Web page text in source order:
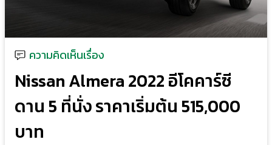
ความคิดเห็นเรื่อง
Nissan Almera 2022 อีโคคาร์ซี
ดาน 5 ที่นั่ง ราคาเริ่มต้น 515,000
บาท